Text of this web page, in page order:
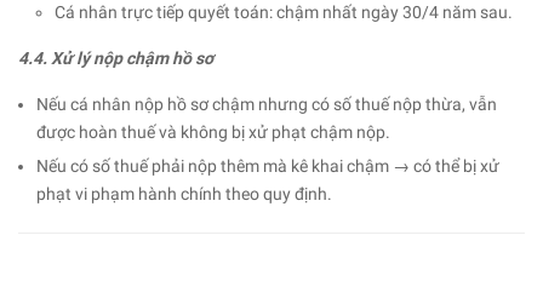
Cá nhân trực tiếp quyết toán: chậm nhất ngày 30/4 năm sau.
4.4. Xử lý nộp chậm hồ sơ
Nếu cá nhân nộp hồ sơ chậm nhưng có số thuế nộp thừa, vẫn
được hoàn thuế và không bị xử phạt chậm nộp.
Nếu có số thuế phải nộp thêm mà kê khai chậm → có thể bị xử
phạt vi phạm hành chính theo quy định.